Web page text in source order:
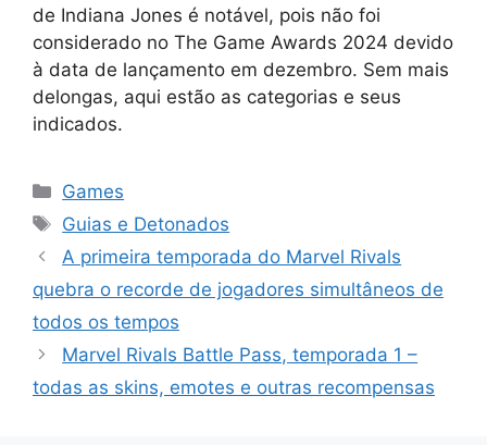
de Indiana Jones é notável, pois não foi
considerado no The Game Awards 2024 devido
à data de lançamento em dezembro. Sem mais
delongas, aqui estão as categorias e seus
indicados.
Categorias
Games
Tags
Guias e Detonados
A primeira temporada do Marvel Rivals
quebra o recorde de jogadores simultâneos de
todos os tempos
Marvel Rivals Battle Pass, temporada 1 –
todas as skins, emotes e outras recompensas